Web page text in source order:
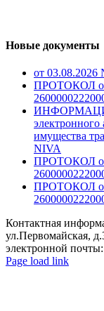
Новые документы
от 03.08.2026
ПРОТОКОЛ о
имущества
NIVA
ПРОТОКОЛ о
ПРОТОКОЛ о
Контактная
ул.Первомайская,
электронной
Page load link